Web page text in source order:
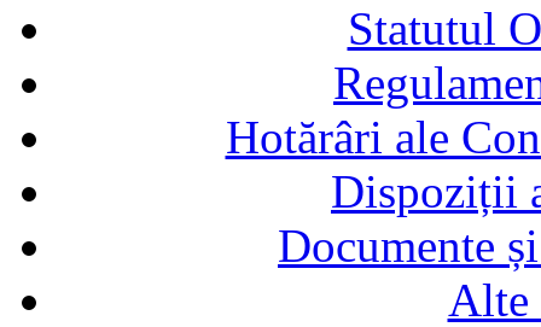
Statutul
Hotărâri ale
Dispoziții
Documente
Alte